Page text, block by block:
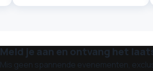
Meld je aan en ontvang het
Mis geen spannende evenementen,